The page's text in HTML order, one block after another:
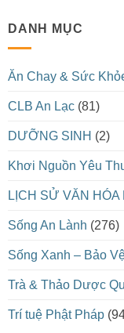
DANH MỤC
Ăn Chay & Sức
CLB An Lạc (81)
DƯỠNG SINH (2)
Khơi Nguồn Yêu
LỊCH SỬ VĂN HÓA
Sống An Lành (276)
Sống Xanh – Bảo
Trà & Thảo Dược
Trí tuệ Phật Pháp